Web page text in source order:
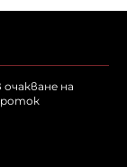
очакване на